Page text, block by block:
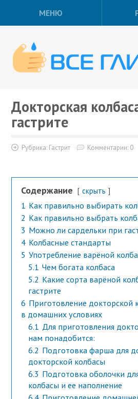
МЕНЮ
Докторская
гастрите
Рубрика: Гастрит Комментарии: 0
Содержание скрыть
1 Как правильно выбирать
2 Как правильно выбрать
3 Можно ли сардельки при
4 Колбасные стандарты
5 Употребление варёной
5.1 Чем богата колбаса
5.2 Какие сорта варёной
гастрите
6 Приготовление докторской
в домашних условиях
6.1 Для приготовления
нам понадобится:
6.2 Подготовка фарша для
докторской колбасы
6.3 Подготовка оболочки
колбасы и ее наполнение